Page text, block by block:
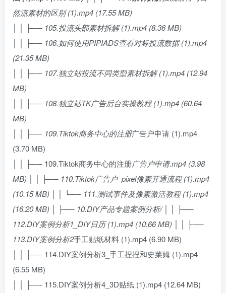
然流素材的区别 (1).mp4 (17.55 MB)
│ │ ├── 105.投流头部素材拆解 (1).mp4 (8.36 MB)
│ │ ├── 106.如何使用PIPIADS查看对标投流数据 (1).mp4
(21.35 MB)
│ │ ├── 107.独立站投流不同类型素材拆解 (1).mp4 (12.94
MB)
│ │ ├── 108.独立站TK广告后台实操教程 (1).mp4 (60.64
MB)
│ │ ├── 109.Tiktok商务中心的注册广告户申请 (1).mp4
(3.70 MB)
│ │ ├── 109.Tiktok商务中心的注册广告户申请.mp4 (3.98
MB) │ │ ├── 110.Tiktok广告户_pixel像素开通流程 (1).mp4
(10.15 MB) │ │ └── 111.测试事件及像素激活教程 (1).mp4
(16.20 MB) │ ├── 10.DIY产品专题案例分析/ │ │ ├──
112.DIY案例分析1_DIY日历 (1).mp4 (10.66 MB) │ │ ├──
113.DIY案例分析2手工贴纸材料 (1).mp4 (6.90 MB)
│ │ ├── 114.DIY案例分析3_手工捏捏和史莱姆 (1).mp4
(6.55 MB)
│ │ ├── 115.DIY案例分析4_3D贴纸 (1).mp4 (12.64 MB)